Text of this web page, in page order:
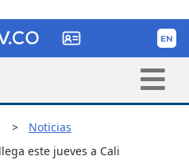
Noticias
este jueves a Cali